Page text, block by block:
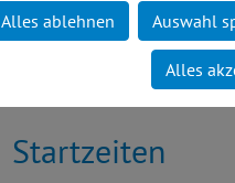
Startzeiten
Alles ablehnen Auswahl
Alles